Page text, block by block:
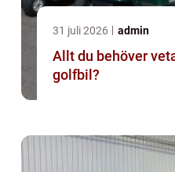
31 juli 2026 admin
Allt du behöver
golfbil?